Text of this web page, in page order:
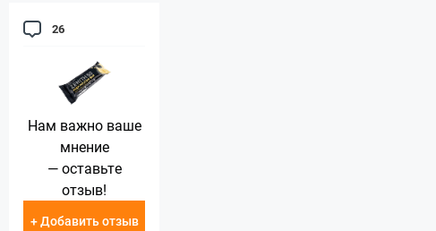
26
Нам важно ваше
мнение
— оставьте
отзыв!
+ Добавить отзыв